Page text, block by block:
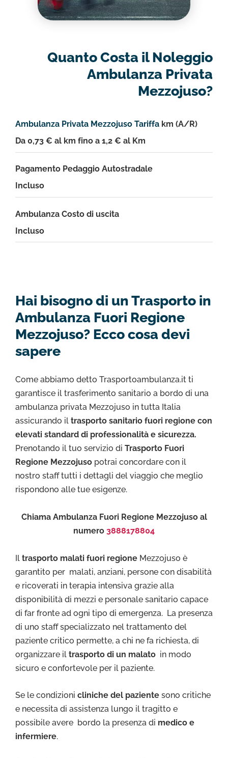
Quanto Costa il Noleggio
Ambulanza Privata
Mezzojuso?
Ambulanza Privata Mezzojuso Tariffa km (A/R)
Da 0,73 € al km fino a 1,2 € al Km
Pagamento Pedaggio Autostradale
Incluso
Ambulanza Costo di uscita
Incluso
Hai bisogno di un Trasporto in
Ambulanza Fuori Regione
Mezzojuso? Ecco cosa devi
sapere
Come abbiamo detto Trasportoambulanza.it ti
garantisce il trasferimento sanitario a bordo di una
ambulanza privata Mezzojuso in tutta Italia
assicurando il trasporto sanitario fuori regione con
elevati standard di professionalità e sicurezza.
Prenotando il tuo servizio di Trasporto Fuori
Regione Mezzojuso potrai concordare con il
nostro staff tutti i dettagli del viaggio che meglio
rispondono alle tue esigenze.
Chiama Ambulanza Fuori Regione Mezzojuso al
numero 3888178804
Il trasporto malati fuori regione Mezzojuso è
garantito per malati, anziani, persone con disabilità
e ricoverati in terapia intensiva grazie alla
disponibilità di mezzi e personale sanitario capace
di far fronte ad ogni tipo di emergenza. La presenza
di uno staff specializzato nel trattamento del
paziente critico permette, a chi ne fa richiesta, di
organizzare il trasporto di un malato in modo
sicuro e confortevole per il paziente.
Se le condizioni cliniche del paziente sono critiche
e necessita di assistenza lungo il tragitto e
possibile avere bordo la presenza di medico e
infermiere.